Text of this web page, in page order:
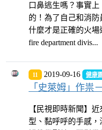
口鼻逃生嗎？事實
的！為了自己和消
什麼才是正確的火場
fire department divis...
11 2019-09-16 健康
「史萊姆」作祟
【民視即時新聞】
型、黏呼呼的手感